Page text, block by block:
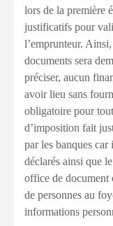
lors de la première
justificatifs pour
l’emprunteur.
documents sera
préciser, aucun
avoir lieu sans
obligatoire pour
d’imposition fait
par les banques
déclarés ainsi que
office de document
de personnes au
informations